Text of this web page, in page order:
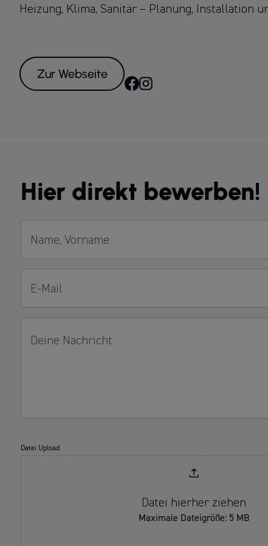
Heizung, Klima, Sanitär – Planung, Installation
Zur Webseite
Hier direkt bewerben!
Name, Vorname
E-Mail
Deine Nachricht
Datei Upload
Datei hierher ziehen
Maximale Dateigröße: 5 MB